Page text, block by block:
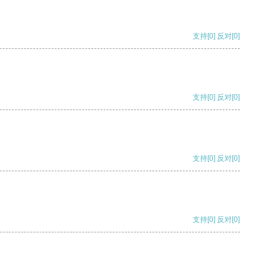
支持[0] 反对[0]
支持[0] 反对[0]
支持[0] 反对[0]
支持[0] 反对[0]